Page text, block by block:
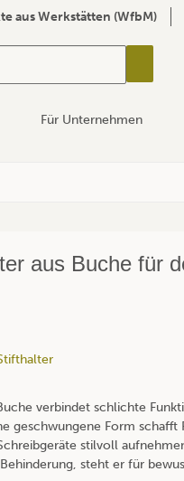
aus Werkstätten (WfbM)
Für Unternehmen
aus Buche für
verbindet schlichte
geschwungene Form schafft
stilvoll
steht er für